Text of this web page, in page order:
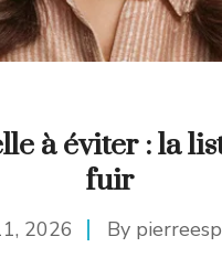
à éviter : la
fuir
2026 By